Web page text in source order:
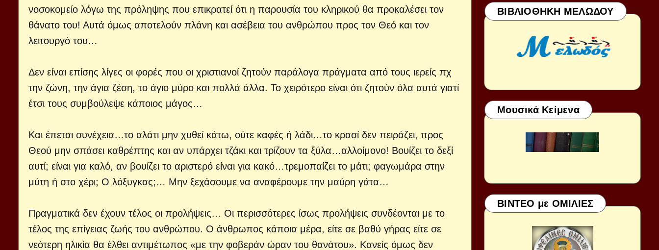
νοσοκομείο λόγω της πρόληψης που επικρατεί ότι η παρουσία του κληρικού θα προκαλέσει τον
θάνατο του! Αυτά όμως αποτελούν πλάνη και ασέβεια του ανθρώπου προς τον Θεό και τον
λειτουργό του…
Δεν είναι επίσης λίγες οι φορές που οι χριστιανοί ζητούν παράλογα πράγματα από τους ιερείς πχ
την ζώνη, την άγια ζέση, το άγιο μύρο και πολλά άλλα. Το χειρότερο είναι ότι ζητούν όλα αυτά γιατί
έτσι τους συμβούλεψε κάποιος μάγος…
Και έπεται συνέχεια…το αλάτι μην χυθεί κάτω, ούτε καφές ή λάδι…το κρασί δεν πειράζει, προς
Θεού μην σπάσει καθρέπτης και αν υπάρχει τζάκι και τρίζουν τα ξύλα…αλλοίμονο! Βουίζει το δεξί
αυτί; είναι για καλό, αν βουίζει το αριστερό είναι για κακό…τρεμοπαίζει το μάτι; φαγωμάρα στην
μύτη ή στο χέρι; Ο λόξυγκας;… Μην ξεχάσουμε να αναφέρουμε την μαύρη γάτα…
Πραγματικά δεν έχουν τέλος οι προλήψεις… Οι περισσότερες ίσως προλήψεις συνδέονται με το
τέλος της επίγειας ζωής του ανθρώπου. Ο άνθρωπος κάποια μέρα, είτε σε βαθύ γήρας είτε σε
νεότερη ηλικία θα έλθει αντιμέτωπος «με την φοβεράν ώραν του θανάτου». Κανείς όμως δεν
ΒΙΒΛΙΟΘΗΚΗ ΜΕΛΩΔΟΥ
Μουσικά Κείμενα
ΒΙΝΤΕΟ με ΟΜΙΛΙΕΣ